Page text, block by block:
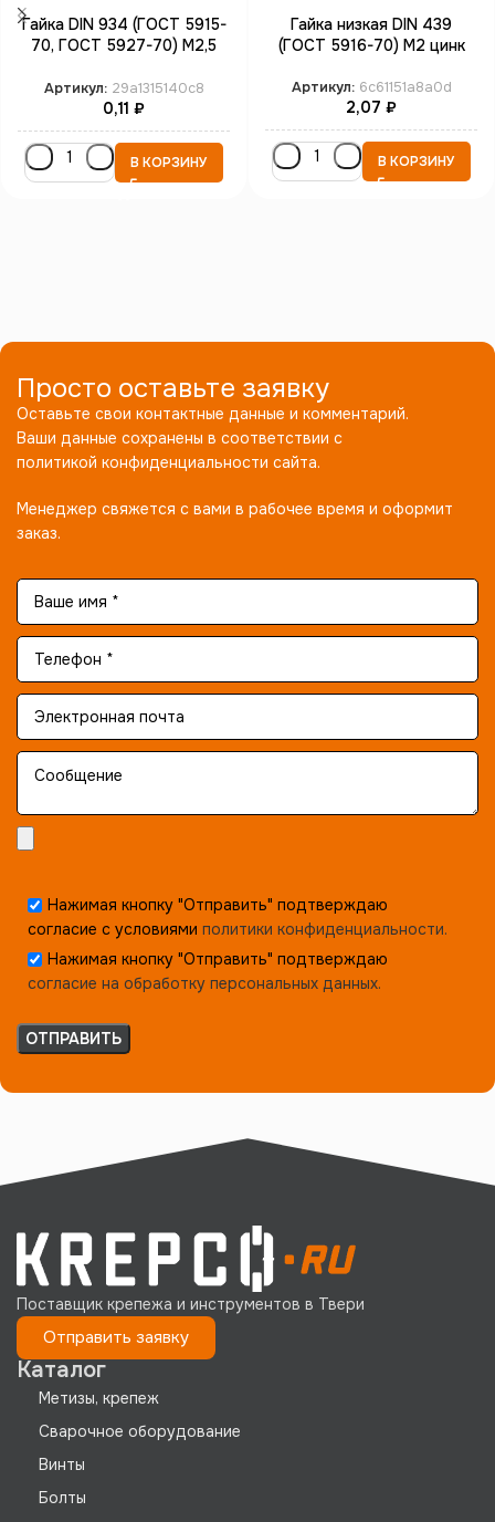
Гайка DIN 934 (ГОСТ 5915-
70, ГОСТ 5927-70) М2,5
Артикул: 29a1315140c8
0,11 ₽
В КОРЗИНУ
Гайка низкая DIN 439
(ГОСТ 5916-70) М2 цинк
Артикул: 6c61151a8a0d
2,07 ₽
В КОРЗИНУ
Просто оставьте заявку
Оставьте свои контактные данные и комментарий.
Ваши данные сохранены в соответствии с
политикой конфиденциальности сайта.
Менеджер свяжется с вами в рабочее время и оформит
заказ.
Нажимая кнопку "Отправить" подтверждаю
согласие с условиями политики конфиденциальности.
Нажимая кнопку "Отправить" подтверждаю
согласие на обработку персональных данных.
Поставщик крепежа и инструментов в Твери
Отправить заявку
Каталог
Метизы, крепеж
Сварочное оборудование
Винты
Болты